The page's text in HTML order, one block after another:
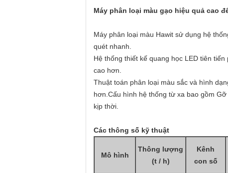
Máy phân loại màu gạo hiệu quả cao
Máy phân loại màu Hawit sử dụng hệ
quét nhanh.
Hệ thống thiết kế quang học LED tiên
cao hơn.
Thuật toán phân loại màu sắc và hình
hơn.Cấu hình hệ thống từ xa bao gồm
kịp thời.
Các thông số kỹ thuật
Mô hình
Thông lượng
(t / h)
Kênh
con số